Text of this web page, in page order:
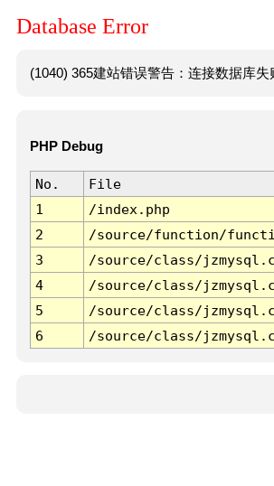
Database Error
(1040) 365建站错误警告：连接数据库
PHP Debug
No. File
1
/index.php
2
/source/function/
3
/source/class/
4
/source/class/
5
/source/class/
6
/source/class/